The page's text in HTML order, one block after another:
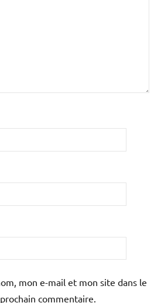
mon e-mail et mon site dans le
commentaire.